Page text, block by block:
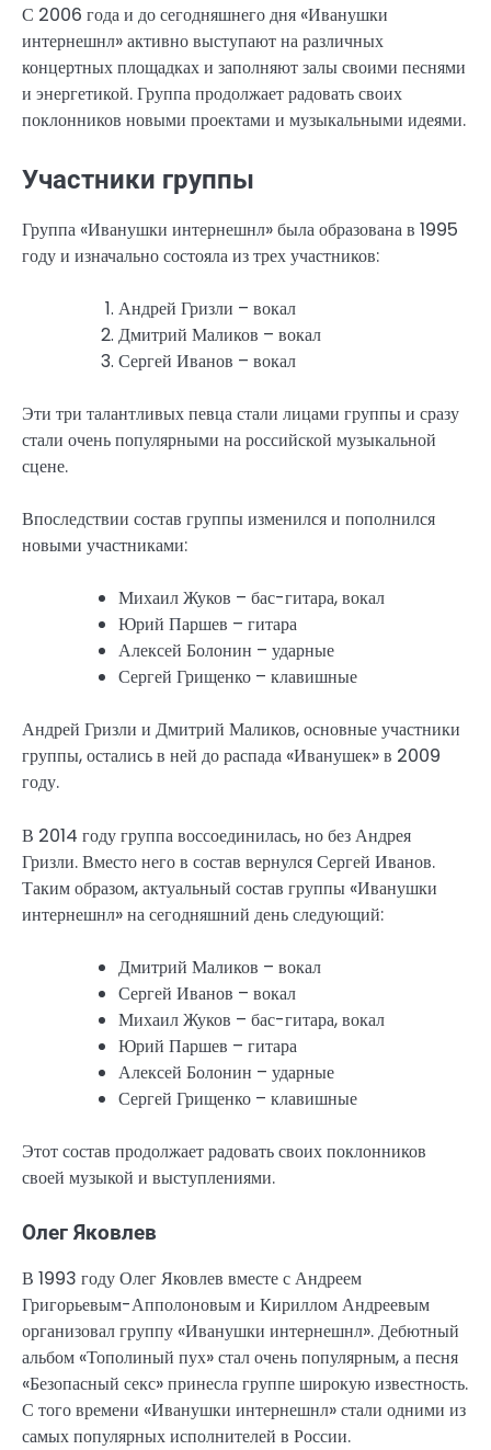
С 2006 года и до сегодняшнего дня «Иванушки
интернешнл» активно выступают на различных
концертных площадках и заполняют залы своими песнями
и энергетикой. Группа продолжает радовать своих
поклонников новыми проектами и музыкальными идеями.
Участники группы
Группа «Иванушки интернешнл» была образована в 1995
году и изначально состояла из трех участников:
Андрей Гризли – вокал
Дмитрий Маликов – вокал
Сергей Иванов – вокал
Эти три талантливых певца стали лицами группы и сразу
стали очень популярными на российской музыкальной
сцене.
Впоследствии состав группы изменился и пополнился
новыми участниками:
Михаил Жуков – бас-гитара, вокал
Юрий Паршев – гитара
Алексей Болонин – ударные
Сергей Грищенко – клавишные
Андрей Гризли и Дмитрий Маликов, основные участники
группы, остались в ней до распада «Иванушек» в 2009
году.
В 2014 году группа воссоединилась, но без Андрея
Гризли. Вместо него в состав вернулся Сергей Иванов.
Таким образом, актуальный состав группы «Иванушки
интернешнл» на сегодняшний день следующий:
Дмитрий Маликов – вокал
Сергей Иванов – вокал
Михаил Жуков – бас-гитара, вокал
Юрий Паршев – гитара
Алексей Болонин – ударные
Сергей Грищенко – клавишные
Этот состав продолжает радовать своих поклонников
своей музыкой и выступлениями.
Олег Яковлев
В 1993 году Олег Яковлев вместе с Андреем
Григорьевым-Апполоновым и Кириллом Андреевым
организовал группу «Иванушки интернешнл». Дебютный
альбом «Тополиный пух» стал очень популярным, а песня
«Безопасный секс» принесла группе широкую известность.
С того времени «Иванушки интернешнл» стали одними из
самых популярных исполнителей в России.